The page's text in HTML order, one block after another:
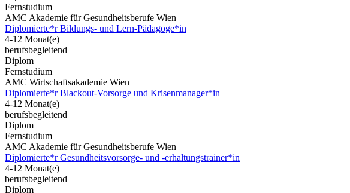
Fernstudium
AMC Akademie für Gesundheitsberufe Wien
Diplomierte*r Bildungs- und Lern-Pädagoge*in
4-12 Monat(e)
berufsbegleitend
Diplom
Fernstudium
AMC Wirtschaftsakademie Wien
Diplomierte*r Blackout-Vorsorge und Krisenmanager*in
4-12 Monat(e)
berufsbegleitend
Diplom
Fernstudium
AMC Akademie für Gesundheitsberufe Wien
Diplomierte*r Gesundheitsvorsorge- und -erhaltungstrainer*in
4-12 Monat(e)
berufsbegleitend
Diplom